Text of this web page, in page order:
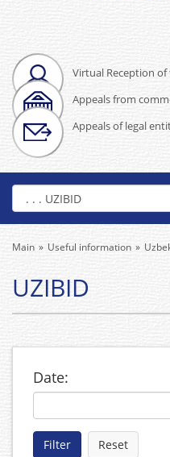
Virtual Reception of
Appeals from
Appeals of legal
Main Useful information
UZIBID
Date: